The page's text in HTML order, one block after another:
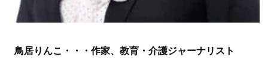
鳥居りんこ・・・作家、教育・介護ジャーナリスト